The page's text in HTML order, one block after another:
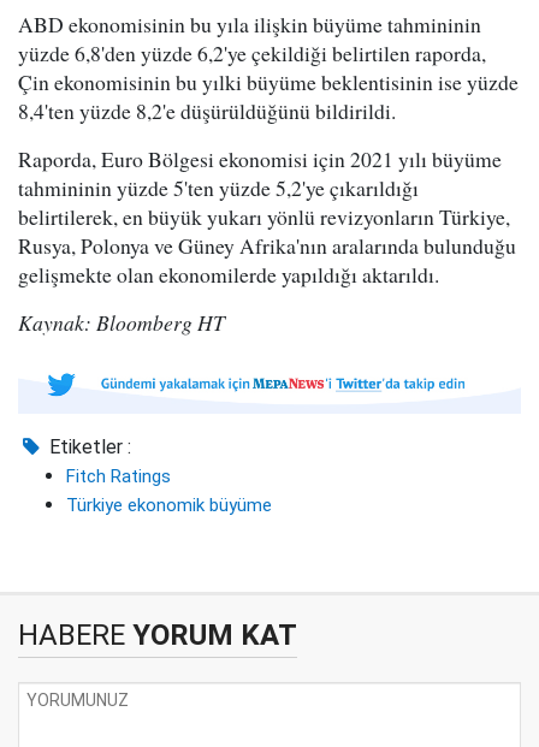
ABD ekonomisinin bu yıla ilişkin büyüme tahmininin
yüzde 6,8'den yüzde 6,2'ye çekildiği belirtilen raporda,
Çin ekonomisinin bu yılki büyüme beklentisinin ise yüzde
8,4'ten yüzde 8,2'e düşürüldüğünü bildirildi.
Raporda, Euro Bölgesi ekonomisi için 2021 yılı büyüme
tahmininin yüzde 5'ten yüzde 5,2'ye çıkarıldığı
belirtilerek, en büyük yukarı yönlü revizyonların Türkiye,
Rusya, Polonya ve Güney Afrika'nın aralarında bulunduğu
gelişmekte olan ekonomilerde yapıldığı aktarıldı.
Kaynak: Bloomberg HT
Etiketler :
Fitch Ratings
Türkiye ekonomik büyüme
HABERE YORUM KAT